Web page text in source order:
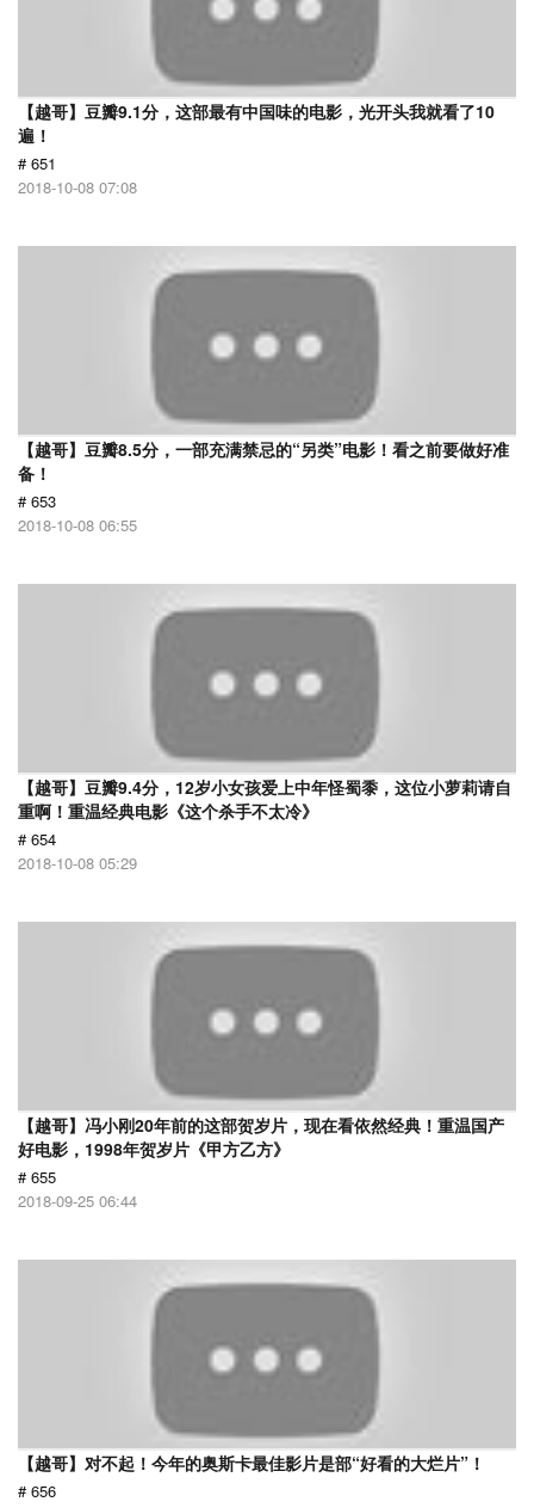
【越哥】豆瓣9.1分，这部最有中国味的电影，光开头我就看了10
遍！
# 651
2018-10-08 07:08
【越哥】豆瓣8.5分，一部充满禁忌的“另类”电影！看之前要做好准
备！
# 653
2018-10-08 06:55
【越哥】豆瓣9.4分，12岁小女孩爱上中年怪蜀黍，这位小萝莉请自
重啊！重温经典电影《这个杀手不太冷》
# 654
2018-10-08 05:29
【越哥】冯小刚20年前的这部贺岁片，现在看依然经典！重温国产
好电影，1998年贺岁片《甲方乙方》
# 655
2018-09-25 06:44
【越哥】对不起！今年的奥斯卡最佳影片是部“好看的大烂片”！
# 656